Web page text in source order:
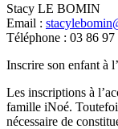
Stacy LE BOMIN
Email :
Téléphone : 03 86 97
Inscrire son enfant à
Les inscriptions à
famille iNoé.
nécessaire de